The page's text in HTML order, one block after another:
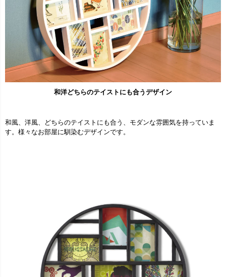
和洋どちらのテイストにも合うデザイン
和風、洋風、どちらのテイストにも合う、モダンな雰囲気を持っていま
す。様々なお部屋に馴染むデザインです。